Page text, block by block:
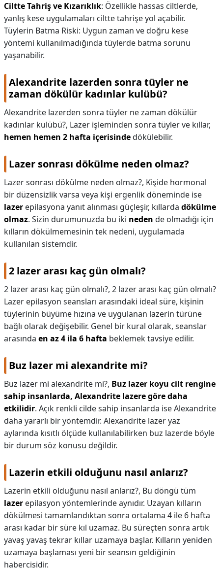
Ciltte Tahriş ve Kızarıklık: Özellikle hassas ciltlerde,
yanlış kese uygulamaları ciltte tahrişe yol açabilir.
Tüylerin Batma Riski: Uygun zaman ve doğru kese
yöntemi kullanılmadığında tüylerde batma sorunu
yaşanabilir.
Alexandrite lazerden sonra tüyler ne
zaman dökülür kadınlar kulübü?
Alexandrite lazerden sonra tüyler ne zaman dökülür
kadınlar kulübü?, Lazer işleminden sonra tüyler ve kıllar,
hemen hemen 2 hafta içerisindedökülebilir.
Lazer sonrası dökülme neden olmaz?
Lazer sonrası dökülme neden olmaz?, Kişide hormonal
bir düzensizlik varsa veya kişi ergenlik döneminde ise
lazer epilasyona yanıt alınması güçleşir, kıllarda dökülme
olmaz. Sizin durumunuzda bu iki neden de olmadığı için
kılların dökülmemesinin tek nedeni, uygulamada
kullanılan sistemdir.
2 lazer arası kaç gün olmalı?
2 lazer arası kaç gün olmalı?, 2 lazer arası kaç gün olmalı?
Lazer epilasyon seansları arasındaki ideal süre, kişinin
tüylerinin büyüme hızına ve uygulanan lazerin türüne
bağlı olarak değişebilir. Genel bir kural olarak, seanslar
arasında en az 4 ila 6 hafta beklemek tavsiye edilir.
Buz lazer mi alexandrite mi?
Buz lazer mi alexandrite mi?, Buz lazer koyu cilt rengine
sahip insanlarda, Alexandrite lazere göre daha
etkilidir. Açık renkli cilde sahip insanlarda ise Alexandrite
daha yararlı bir yöntemdir. Alexandrite lazer yaz
aylarında kısıtlı ölçüde kullanılabilirken buz lazerde böyle
bir durum söz konusu değildir.
Lazerin etkili olduğunu nasıl anlarız?
Lazerin etkili olduğunu nasıl anlarız?, Bu döngü tüm
lazer epilasyon yöntemlerinde aynıdır. Uzayan kılların
dökülmesi tamamlandıktan sonra ortalama 4 ile 6 hafta
arası kadar bir süre kıl uzamaz. Bu süreçten sonra artık
yavaş yavaş tekrar kıllar uzamaya başlar. Kılların yeniden
uzamaya başlaması yeni bir seansın geldiğinin
habercisidir.